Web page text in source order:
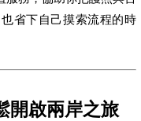
省下自己摸索流程的時
開啟兩岸之旅